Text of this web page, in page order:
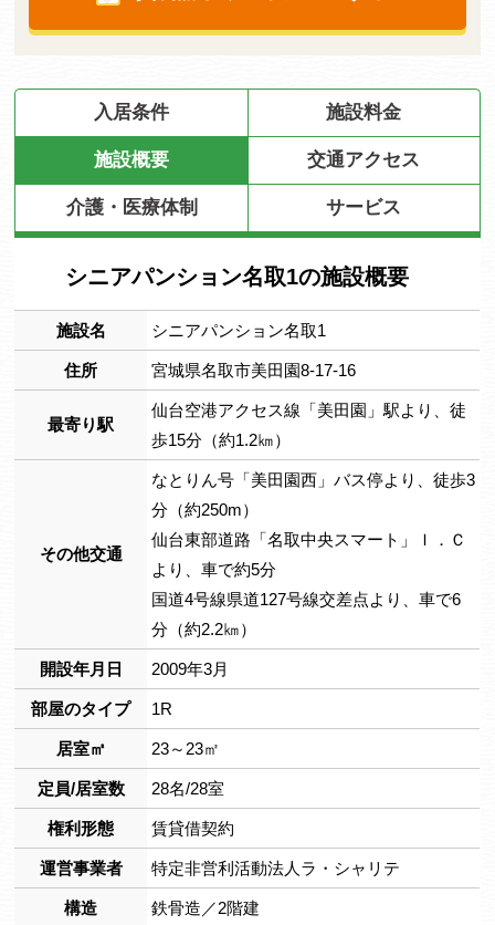
入居条件 施設料金
施設概要 交通アクセス
介護・医療体制 サービス
シニアパンション名取1の施設概要
施設名 シニアパンション名取1
住所 宮城県名取市美田園8-17-16
最寄り駅
仙台空港アクセス線「美田園」駅より、徒
歩15分（約1.2㎞）
その他交通
なとりん号「美田園西」バス停より、徒歩3
分（約250m）
仙台東部道路「名取中央スマート」Ｉ．Ｃ
より、車で約5分
国道4号線県道127号線交差点より、車で6
分（約2.2㎞）
開設年月日 2009年3月
部屋のタイプ 1R
居室㎡ 23～23㎡
定員/居室数 28名/28室
権利形態 賃貸借契約
運営事業者 特定非営利活動法人ラ・シャリテ
構造 鉄骨造／2階建